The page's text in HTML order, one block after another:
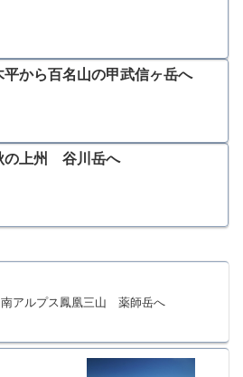
平から百名山の甲武信ヶ岳へ
の上州 谷川岳へ
南アルプス鳳凰三山 薬師岳へ